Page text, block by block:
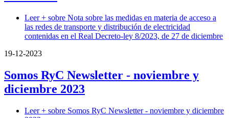
Leer + sobre Nota sobre las medidas en materia de acceso a
las redes de transporte y distribución de electricidad
contenidas en el Real Decreto-ley 8/2023, de 27 de diciembre
19-12-2023
Somos RyC Newsletter - noviembre y
diciembre 2023
Leer + sobre Somos RyC Newsletter - noviembre y diciembre